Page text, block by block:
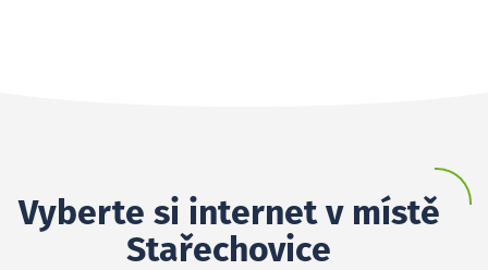
Vyberte si internet v místě
Stařechovice